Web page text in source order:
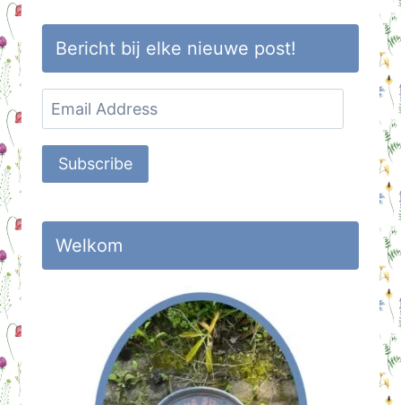
Bericht bij elke nieuwe post!
Email
Address
Subscribe
Welkom